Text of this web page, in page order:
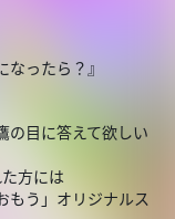
なったら？』
の目に答えて欲しい
方には
もう」オリジナルス